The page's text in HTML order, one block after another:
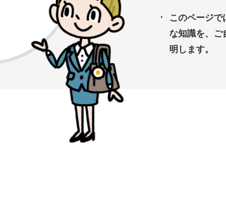
このページ
な知識を、ご
明します。